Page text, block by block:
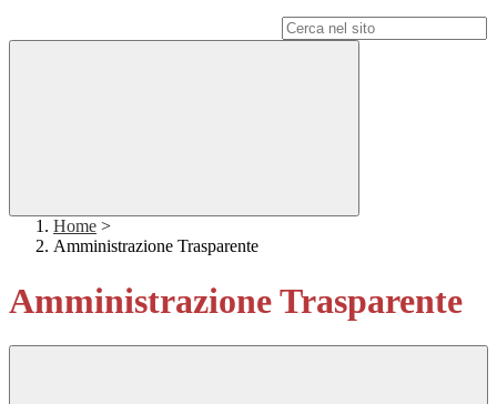
Home >
Amministrazione Trasparente
Amministrazione Trasparente